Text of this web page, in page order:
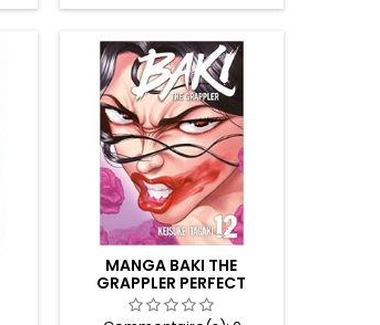
MANGA BAKI THE
GRAPPLER PERFECT
EDITION TOME 12